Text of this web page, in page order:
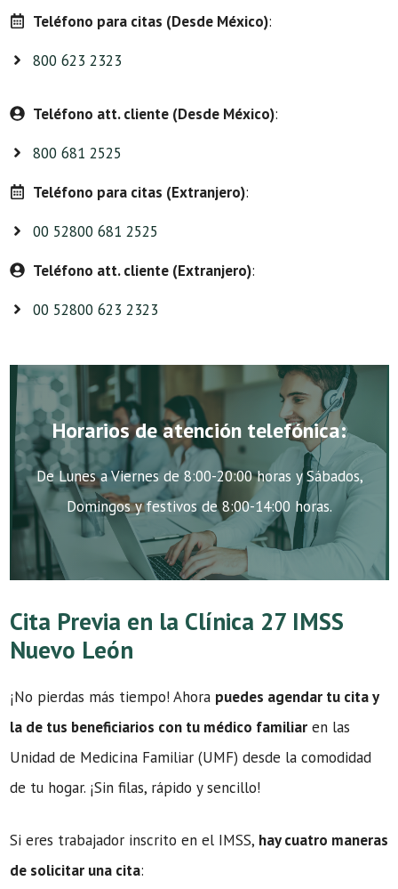
Teléfono para citas (Desde México):
800 623 2323
Teléfono att. cliente (Desde México):
800 681 2525
Teléfono para citas (Extranjero):
00 52800 681 2525
Teléfono att. cliente (Extranjero):
00 52800 623 2323
Horarios de atención telefónica:
De Lunes a Viernes de 8:00-20:00 horas y Sábados,
Domingos y festivos de 8:00-14:00 horas.
Cita Previa en la Clínica 27 IMSS
Nuevo León
¡No pierdas más tiempo! Ahora puedes agendar tu cita y
la de tus beneficiarios con tu médico familiar en las
Unidad de Medicina Familiar (UMF) desde la comodidad
de tu hogar. ¡Sin filas, rápido y sencillo!
Si eres trabajador inscrito en el IMSS, hay cuatro maneras
de solicitar una cita: